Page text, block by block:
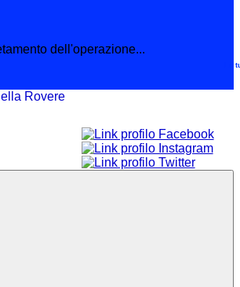
dell'operazione...
Le